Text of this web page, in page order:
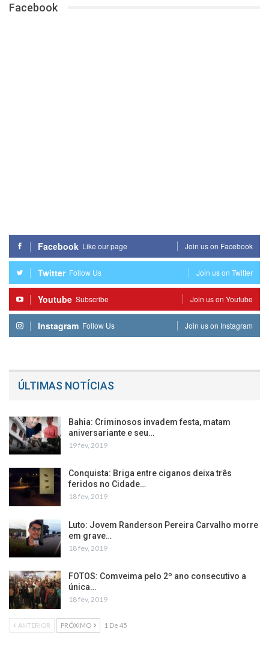
Facebook
Facebook Like our page Join us on Facebook
Twitter Follow Us Join us on Twitter
Youtube Subscribe Join us on Youtube
Instagram Follow Us Join us on Instagram
ÚLTIMAS NOTÍCIAS
Bahia: Criminosos invadem festa, matam
aniversariante e seu…
19 fev, 2019
Conquista: Briga entre ciganos deixa três
feridos no Cidade…
18 fev, 2019
Luto: Jovem Randerson Pereira Carvalho morre
em grave…
18 fev, 2019
FOTOS: Comveima pelo 2º ano consecutivo a
única…
18 fev, 2019
ANTERIOR PRÓXIMO 1 De 45